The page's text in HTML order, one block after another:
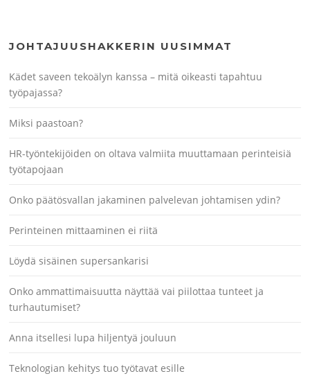
JOHTAJUUSHAKKERIN UUSIMMAT
Kädet saveen tekoälyn kanssa – mitä oikeasti tapahtuu
työpajassa?
Miksi paastoan?
HR-työntekijöiden on oltava valmiita muuttamaan perinteisiä
työtapojaan
Onko päätösvallan jakaminen palvelevan johtamisen ydin?
Perinteinen mittaaminen ei riitä
Löydä sisäinen supersankarisi
Onko ammattimaisuutta näyttää vai piilottaa tunteet ja
turhautumiset?
Anna itsellesi lupa hiljentyä jouluun
Teknologian kehitys tuo työtavat esille